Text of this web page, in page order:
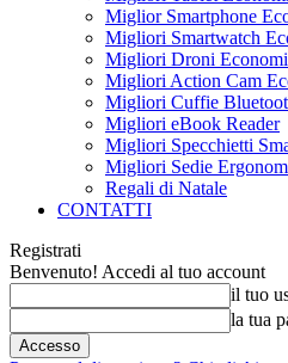
Miglior Smartphone
Migliori Smartwatch
Migliori Droni
Migliori Action Cam
Migliori Cuffie
Migliori eBook Reader
Migliori Specchietti
Migliori Sedie
Regali di Natale
CONTATTI
Registrati
Benvenuto! Accedi al tuo account
il tuo
la tua